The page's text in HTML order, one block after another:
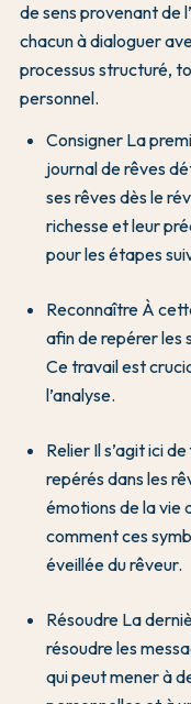
de sens provenant de
chacun à dialoguer
processus structuré,
personnel.
Consigner La
journal de rêves
ses rêves dès le
richesse et leur
pour les étapes
Reconnaître À
afin de repérer les
Ce travail est
l’analyse.
Relier Il s’agit ici
repérés dans les
émotions de la vie
comment ces
éveillée du rêveur.
Résoudre La
résoudre les
qui peut mener à